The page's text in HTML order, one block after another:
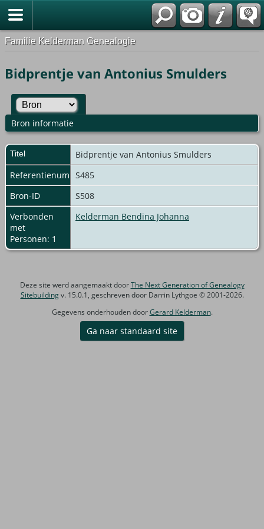
Familie Kelderman Genealogie
Bidprentje van Antonius Smulders
Bron informatie
Titel
Bidprentje van Antonius Smulders
ReferentienummerS485
Bron-ID
S508
Verbonden
met
Personen: 1
Kelderman Bendina Johanna
Deze site werd aangemaakt doorThe Next Generation of Genealogy
Sitebuildingv. 15.0.1, geschreven door Darrin Lythgoe © 2001-2026.
Gegevens onderhouden doorGerard Kelderman.
Ga naar standaard site